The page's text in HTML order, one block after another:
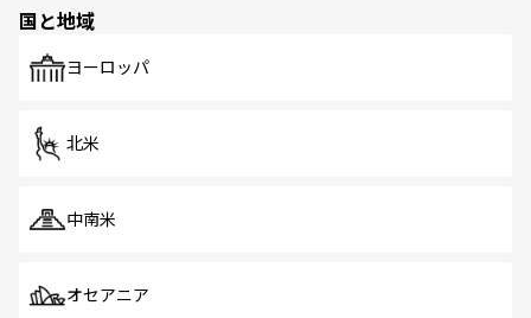
で、ホーカーズは地元の風情を楽しめる外せないスポット
国と地域
ヨーロッパ
北米
中南米
オセアニア